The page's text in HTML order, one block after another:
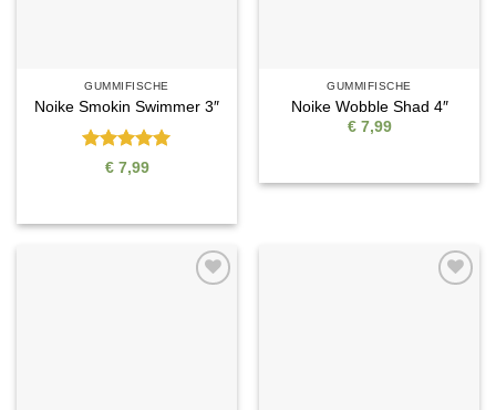
GUMMIFISCHE
Noike Smokin Swimmer 3″
Bewertet
€7,99
GUMMIFISCHE
Noike Wobble Shad 4″
€7,99